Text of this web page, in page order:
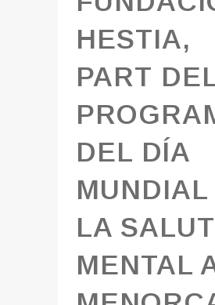
HESTIA,
PART
DEL DÍA
MUNDIAL
LA SALUT
MENTAL